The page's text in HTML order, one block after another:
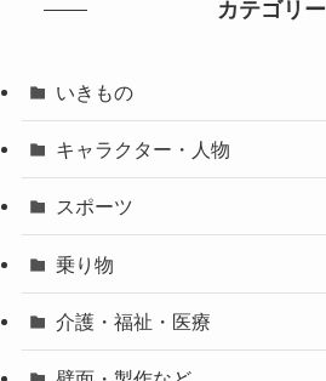
カテゴリー
いきもの
キャラクター・人物
スポーツ
乗り物
介護・福祉・医療